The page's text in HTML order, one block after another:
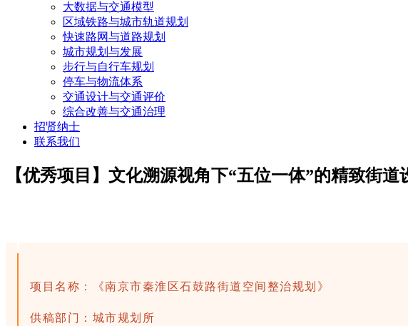
大数据与交通模型
区域铁路与城市轨道规划
快速路网与道路规划
城市规划与发展
步行与自行车规划
停车与物流体系
交通设计与交通评价
综合改善与交通治理
招贤纳士
联系我们
【优秀项目】文化溯源视角下“五位一体”的精致街
项目名称：《南京市秦淮区石鼓路街道空间整治规划》
供稿部门：城市规划所